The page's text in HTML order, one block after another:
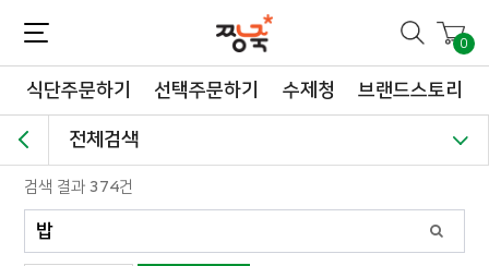
0
식단주문하기 선택주문하기 수제청 브랜드스토리
전체검색
검색 결과374건